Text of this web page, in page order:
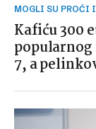
MOGLI SU PROĆI
Kafiću 300
popularnog
7, a